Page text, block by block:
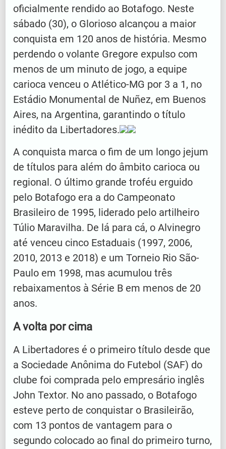
oficialmente rendido ao Botafogo. Neste
sábado (30), o Glorioso alcançou a maior
conquista em 120 anos de história. Mesmo
perdendo o volante Gregore expulso com
menos de um minuto de jogo, a equipe
carioca venceu o Atlético-MG por 3 a 1, no
Estádio Monumental de Nuñez, em Buenos
Aires, na Argentina, garantindo o título
inédito da Libertadores.
A conquista marca o fim de um longo jejum
de títulos para além do âmbito carioca ou
regional. O último grande troféu erguido
pelo Botafogo era a do Campeonato
Brasileiro de 1995, liderado pelo artilheiro
Túlio Maravilha. De lá para cá, o Alvinegro
até venceu cinco Estaduais (1997, 2006,
2010, 2013 e 2018) e um Torneio Rio São-
Paulo em 1998, mas acumulou três
rebaixamentos à Série B em menos de 20
anos.
A volta por cima
A Libertadores é o primeiro título desde que
a Sociedade Anônima do Futebol (SAF) do
clube foi comprada pelo empresário inglês
John Textor. No ano passado, o Botafogo
esteve perto de conquistar o Brasileirão,
com 13 pontos de vantagem para o
segundo colocado ao final do primeiro turno,